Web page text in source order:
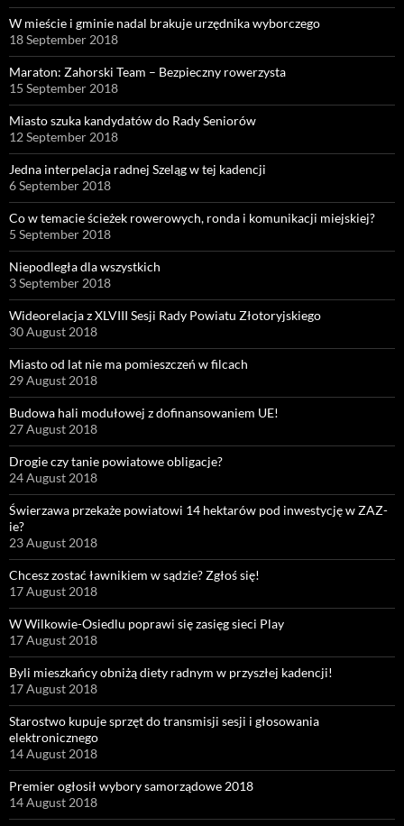
W mieście i gminie nadal brakuje urzędnika wyborczego
18 September 2018
Maraton: Zahorski Team – Bezpieczny rowerzysta
15 September 2018
Miasto szuka kandydatów do Rady Seniorów
12 September 2018
Jedna interpelacja radnej Szeląg w tej kadencji
6 September 2018
Co w temacie ścieżek rowerowych, ronda i komunikacji miejskiej?
5 September 2018
Niepodległa dla wszystkich
3 September 2018
Wideorelacja z XLVIII Sesji Rady Powiatu Złotoryjskiego
30 August 2018
Miasto od lat nie ma pomieszczeń w filcach
29 August 2018
Budowa hali modułowej z dofinansowaniem UE!
27 August 2018
Drogie czy tanie powiatowe obligacje?
24 August 2018
Świerzawa przekaże powiatowi 14 hektarów pod inwestycję w ZAZ-
ie?
23 August 2018
Chcesz zostać ławnikiem w sądzie? Zgłoś się!
17 August 2018
W Wilkowie-Osiedlu poprawi się zasięg sieci Play
17 August 2018
Byli mieszkańcy obniżą diety radnym w przyszłej kadencji!
17 August 2018
Starostwo kupuje sprzęt do transmisji sesji i głosowania
elektronicznego
14 August 2018
Premier ogłosił wybory samorządowe 2018
14 August 2018